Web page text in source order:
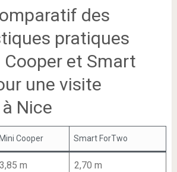
des
pratiques
et Smart
une visite
Nice
Mini Cooper Smart ForTwo
3,85 m 2,70 m